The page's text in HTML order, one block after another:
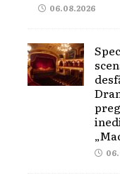
06.08.2026